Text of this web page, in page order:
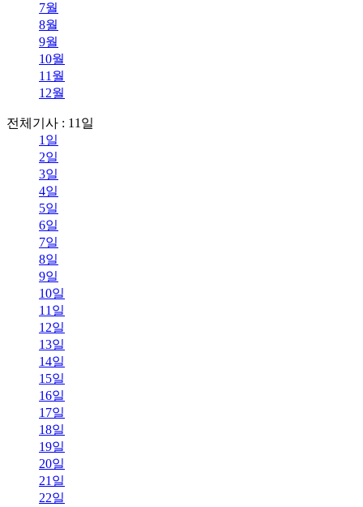
7월
8월
9월
10월
11월
12월
전체기사 : 11일
1일
2일
3일
4일
5일
6일
7일
8일
9일
10일
11일
12일
13일
14일
15일
16일
17일
18일
19일
20일
21일
22일